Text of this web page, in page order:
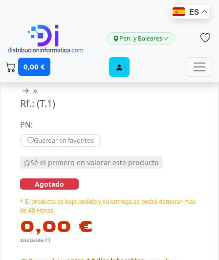
ES
Pen. y Baleares
0,00 €
→ »
Rf.: (T.1)
PN:
Guardar en favoritos
Sé el primero en valorar este producto
Agotado
* El producto es bajo pedido y su entrega se podrá demorar mas
de 48 Horas.
0,00 €
Incluido ()